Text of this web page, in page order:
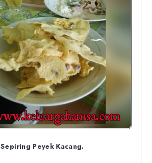
Sepiring Peyek Kacang.